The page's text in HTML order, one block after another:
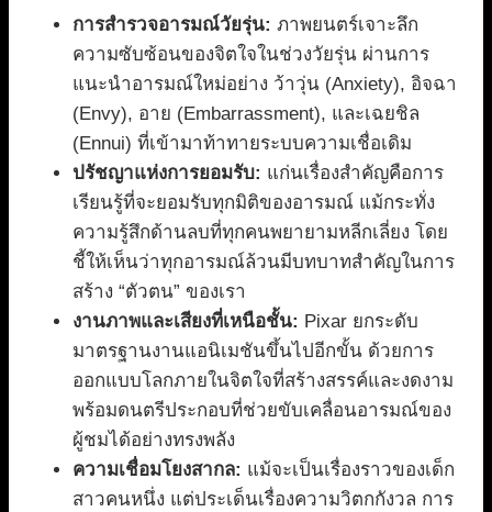
การสำรวจอารมณ์วัยรุ่น: ภาพยนตร์เจาะลึก
ความซับซ้อนของจิตใจในช่วงวัยรุ่น ผ่านการ
แนะนำอารมณ์ใหม่อย่าง ว้าวุ่น (Anxiety), อิจฉา
(Envy), อาย (Embarrassment), และเฉยชิล
(Ennui) ที่เข้ามาท้าทายระบบความเชื่อเดิม
ปรัชญาแห่งการยอมรับ: แก่นเรื่องสำคัญคือการ
เรียนรู้ที่จะยอมรับทุกมิติของอารมณ์ แม้กระทั่ง
ความรู้สึกด้านลบที่ทุกคนพยายามหลีกเลี่ยง โดย
ชี้ให้เห็นว่าทุกอารมณ์ล้วนมีบทบาทสำคัญในการ
สร้าง “ตัวตน” ของเรา
งานภาพและเสียงที่เหนือชั้น: Pixar ยกระดับ
มาตรฐานงานแอนิเมชันขึ้นไปอีกขั้น ด้วยการ
ออกแบบโลกภายในจิตใจที่สร้างสรรค์และงดงาม
พร้อมดนตรีประกอบที่ช่วยขับเคลื่อนอารมณ์ของ
ผู้ชมได้อย่างทรงพลัง
ความเชื่อมโยงสากล: แม้จะเป็นเรื่องราวของเด็ก
สาวคนหนึ่ง แต่ประเด็นเรื่องความวิตกกังวล การ